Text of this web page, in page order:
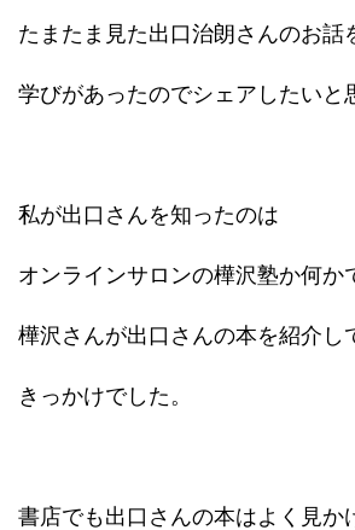
たまたま見た出口治朗さんのお話
学びがあったのでシェアしたいと
私が出口さんを知ったのは
オンラインサロンの樺沢塾か何か
樺沢さんが出口さんの本を紹介し
きっかけでした。
書店でも出口さんの本はよく見か